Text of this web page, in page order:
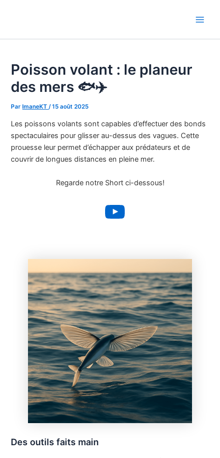
Poisson volant : le planeur
des mers 🐟✈️
ParImaneKT /15 août 2025
Les poissons volants sont capables d’effectuer des bonds
spectaculaires pour glisser au-dessus des vagues. Cette
prouesse leur permet d’échapper aux prédateurs et de
couvrir de longues distances en pleine mer.
Regarde notre Short ci-dessous!
YouTube
Des outils faits main